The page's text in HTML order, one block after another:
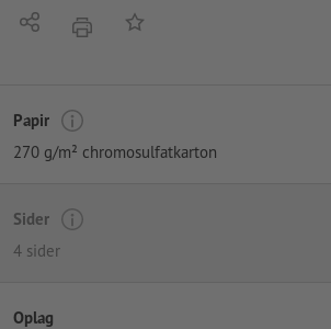
Del tryk Tilføj til huskelisten
Papir
270 g/m² chromosulfatkarton
Sider
4 sider
Oplag